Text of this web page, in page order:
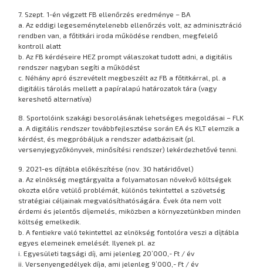
7. Szept. 1-én végzett FB ellenőrzés eredménye – BA
a. Az eddigi legeseménytelenebb ellenőrzés volt, az adminisztráció
rendben van, a főtitkári iroda működése rendben, megfelelő
kontroll alatt
b. Az FB kérdéseire HEZ prompt válaszokat tudott adni, a digitális
rendszer nagyban segíti a működést
c. Néhány apró észrevételt megbeszélt az FB a főtitkárral, pl. a
digitális tárolás mellett a papíralapú határozatok tára (vagy
kereshető alternatíva)
8. Sportolóink szakági besorolásának lehetséges megoldásai – FLK
a. A digitális rendszer továbbfejlesztése során EA és KLT elemzik a
kérdést, és megpróbáljuk a rendszer adatbázisait (pl.
versenyjegyzőkönyvek, minősítési rendszer) lekérdezhetővé tenni.
9. 2021-es díjtábla előkészítése (nov. 30 határidővel)
a. Az elnökség megtárgyalta a folyamatosan növekvő költségek
okozta előre vetülő problémát, különös tekintettel a szövetség
stratégiai céljainak megvalósíthatóságára. Évek óta nem volt
érdemi és jelentős díjemelés, miközben a környezetünkben minden
költség emelkedik.
b. A fentiekre való tekintettel az elnökség fontolóra veszi a díjtábla
egyes elemeinek emelését. Ilyenek pl. az
i. Egyesületi tagsági díj, ami jelenleg 20’000,- Ft / év
ii. Versenyengedélyek díja, ami jelenleg 9’000,- Ft / év